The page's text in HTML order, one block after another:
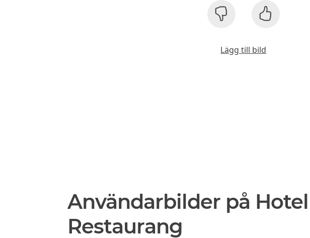
Lägg till bild
Användarbilder på
Restaurang